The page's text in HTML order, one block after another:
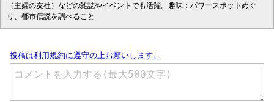
（主婦の友社）などの雑誌やイベントでも活躍。趣味：パワースポットめぐ
り、都市伝説を調べること